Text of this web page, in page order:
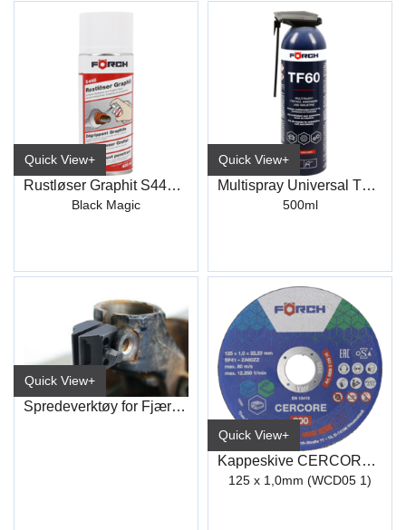
Quick View+
Rustløser Graphit S446 400 ml
Black Magic
Quick View+
Multispray Universal TF60
500ml
Quick View+
Spredeverktøy for Fjærbeinsklemmer
Quick View+
Kappeskive CERCORE 900 stål/inox
125 x 1,0mm (WCD05 1)